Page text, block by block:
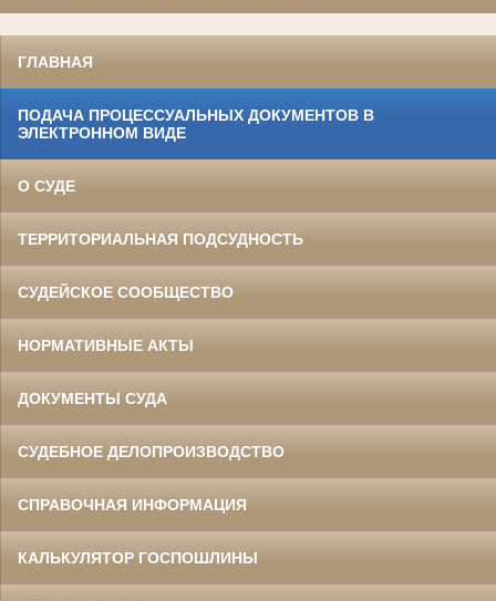
ГЛАВНАЯ
ПОДАЧА ПРОЦЕССУАЛЬНЫХ ДОКУМЕНТОВ В
ЭЛЕКТРОННОМ ВИДЕ
О СУДЕ
ТЕРРИТОРИАЛЬНАЯ ПОДСУДНОСТЬ
СУДЕЙСКОЕ СООБЩЕСТВО
НОРМАТИВНЫЕ АКТЫ
ДОКУМЕНТЫ СУДА
СУДЕБНОЕ ДЕЛОПРОИЗВОДСТВО
СПРАВОЧНАЯ ИНФОРМАЦИЯ
КАЛЬКУЛЯТОР ГОСПОШЛИНЫ